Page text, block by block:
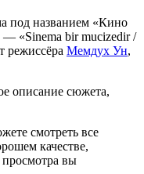
под названием «Кино
— «Sinema bir mucizedir /
режиссёра Мемдух Ун,
описание сюжета,
смотреть все
качестве,
вы